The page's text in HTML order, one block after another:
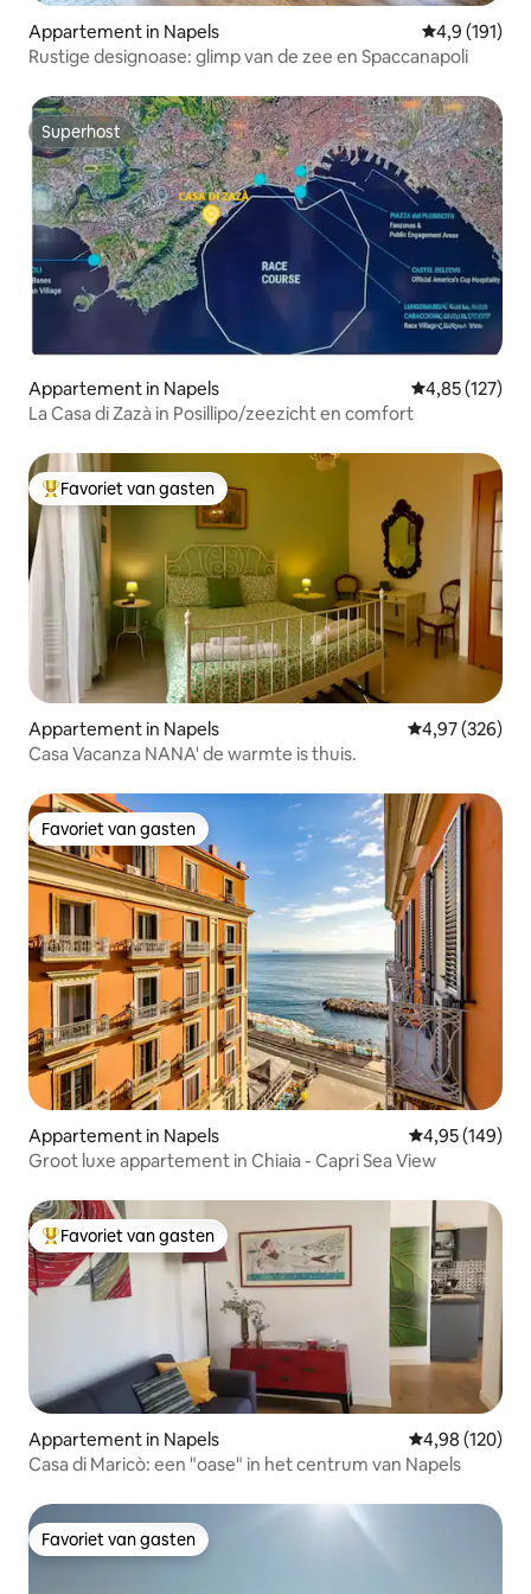
Appartement in Napels Gemiddelde
4,9 (191)
Rustige designoase: glimp van de zee en Spaccanapoli
Superhost
Superhost
Appartement in Napels Gemiddelde
4,85 (127)
La Casa di Zazà in Posillipo/zeezicht en comfort
Topfavoriet van gasten
Favoriet van gasten
Appartement in Napels Gemiddelde
4,97 (326)
Casa Vacanza NANA' de warmte is thuis.
Favoriet van gasten
Favoriet van gasten
Appartement in Napels Gemiddelde
4,95 (149)
Groot luxe appartement in Chiaia - Capri Sea View
Topfavoriet van gasten
Favoriet van gasten
Appartement in Napels Gemiddelde
4,98 (120)
Casa di Maricò: een "oase" in het centrum van Napels
Favoriet van gasten
Favoriet van gasten